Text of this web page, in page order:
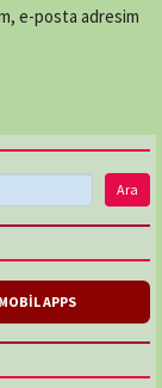
e-posta adresim
Ara
MOBİL APPS